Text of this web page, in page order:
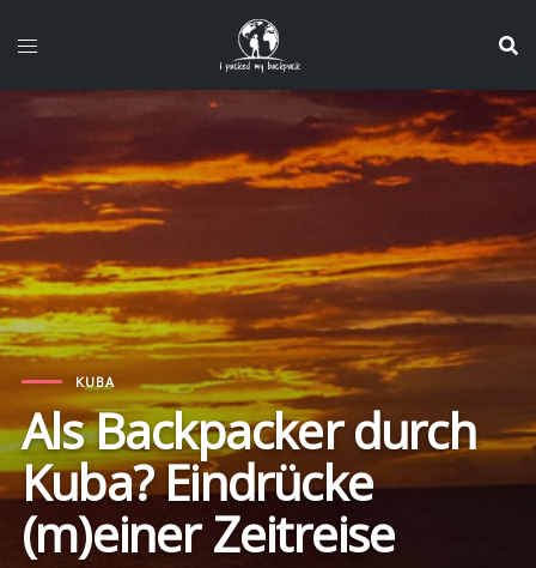
Inhalt
KUBA
Als Backpacker durch
Kuba? Eindrücke
(m)einer Zeitreise